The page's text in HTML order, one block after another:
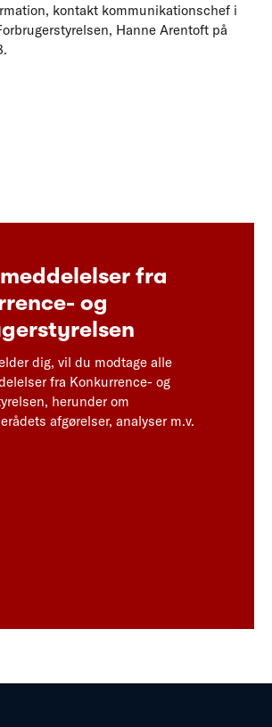
kontakt kommunikationschef i
Hanne Arentoft på
fra
og
dig, vil du modtage alle
fra Konkurrence- og
herunder om
afgørelser, analyser m.v.